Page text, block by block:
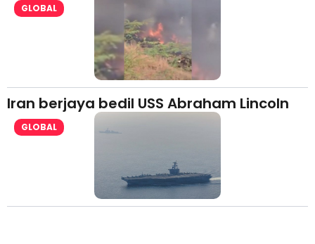
GLOBAL
Iran berjaya bedil USS Abraham Lincoln
GLOBAL